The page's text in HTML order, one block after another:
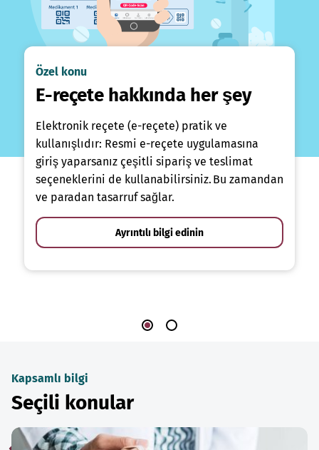
Özel konu
E-reçete hakkında her şey
Elektronik reçete (e-reçete) pratik ve
kullanışlıdır: Resmi e-reçete uygulamasına
giriş yaparsanız çeşitli sipariş ve teslimat
seçeneklerini de kullanabilirsiniz. Bu zamandan
ve paradan tasarruf sağlar.
Ayrıntılı bilgi edinin
Kapsamlı bilgi
Seçili konular